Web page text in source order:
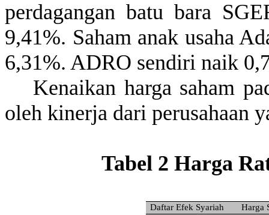
perdagangan batu bara
9,41%. Saham anak usaha
6,31%. ADRO sendiri naik
Kenaikan harga saham
oleh kinerja dari perusahaan
Tabel 2 Harga
Daftar Efek Syariah
Harga